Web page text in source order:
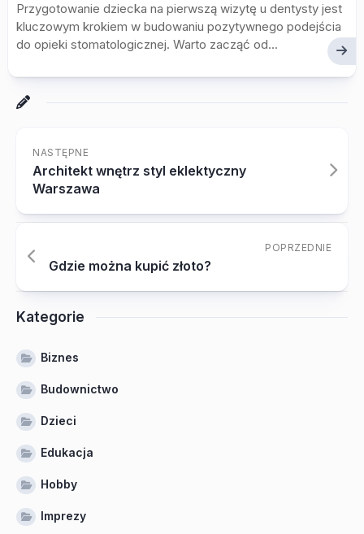
Przygotowanie dziecka na pierwszą wizytę u dentysty jest
kluczowym krokiem w budowaniu pozytywnego podejścia
do opieki stomatologicznej. Warto zacząć od...
NASTĘPNE
Architekt wnętrz styl eklektyczny
Warszawa
POPRZEDNIE
Gdzie można kupić złoto?
Kategorie
Biznes
Budownictwo
Dzieci
Edukacja
Hobby
Imprezy